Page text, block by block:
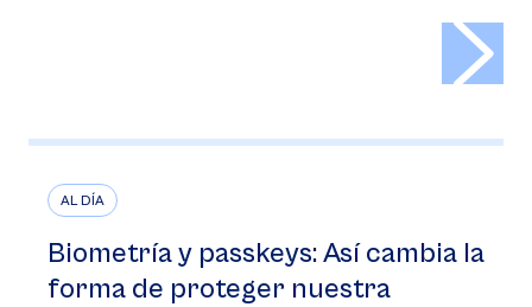
AL DÍA
Biometría y passkeys: Así cambia la
forma de proteger nuestra